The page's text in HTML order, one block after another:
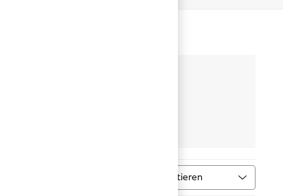
Sortieren